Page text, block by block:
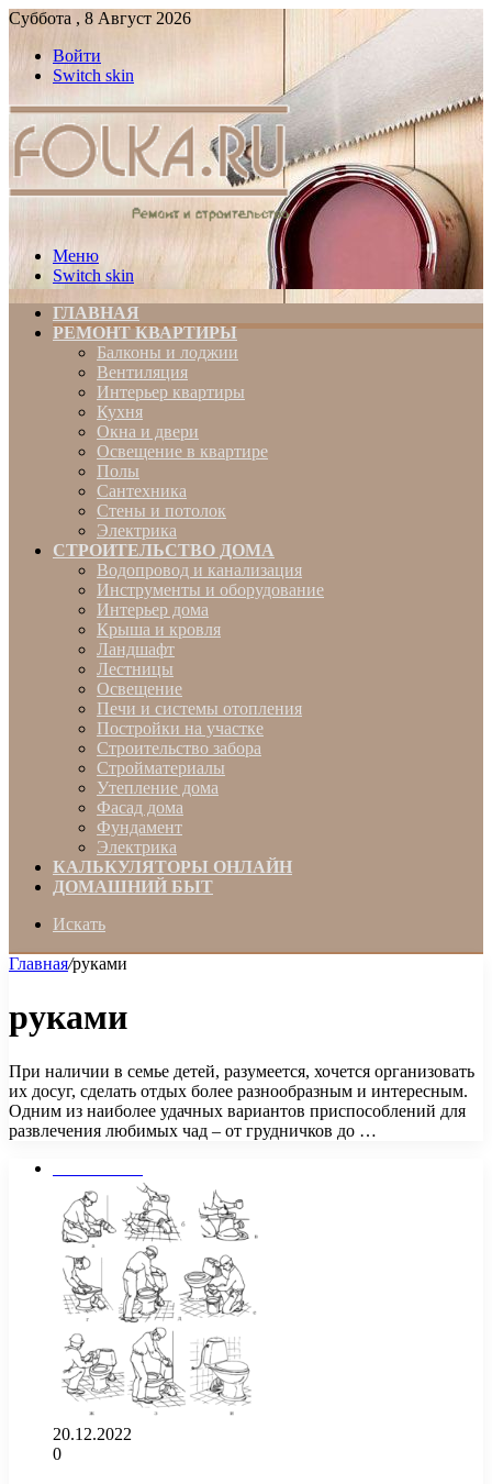
Суббота , 8 Август 2026
Войти
Switch skin
Меню
Switch skin
ГЛАВНАЯ
РЕМОНТ КВАРТИРЫ
Балконы и лоджии
Вентиляция
Интерьер квартиры
Кухня
Окна и двери
Освещение в квартире
Полы
Сантехника
Стены и потолок
Электрика
СТРОИТЕЛЬСТВО ДОМА
Водопровод и канализация
Инструменты и оборудование
Интерьер дома
Крыша и кровля
Ландшафт
Лестницы
Освещение
Печи и системы отопления
Постройки на участке
Строительство забора
Стройматериалы
Утепление дома
Фасад дома
Фундамент
Электрика
КАЛЬКУЛЯТОРЫ ОНЛАЙН
ДОМАШНИЙ БЫТ
Искать
Главная/руками
руками
При наличии в семье детей, разумеется, хочется организовать
их досуг, сделать отдых более разнообразным и интересным.
Одним из наиболее удачных вариантов приспособлений для
развлечения любимых чад – от грудничков до …
20.12.2022
0